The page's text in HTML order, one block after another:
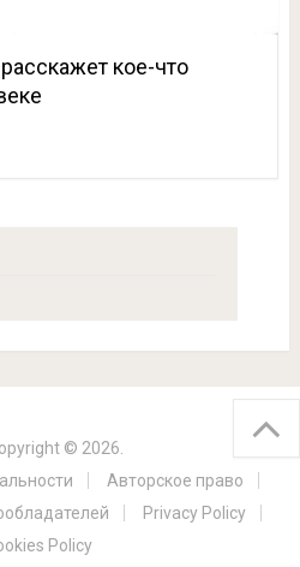
кое-что
© 2026.
Авторское право
Privacy Policy
Policy